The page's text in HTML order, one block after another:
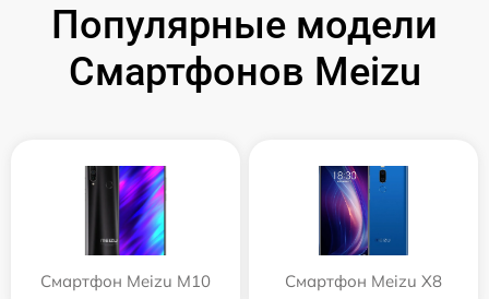
Популярные модели
Смартфонов Meizu
Смартфон Meizu M10 Смартфон Meizu X8